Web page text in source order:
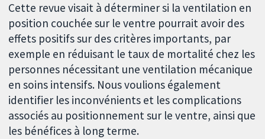
Cette revue visait à déterminer si la ventilation en
position couchée sur le ventre pourrait avoir des
effets positifs sur des critères importants, par
exemple en réduisant le taux de mortalité chez les
personnes nécessitant une ventilation mécanique
en soins intensifs. Nous voulions également
identifier les inconvénients et les complications
associés au positionnement sur le ventre, ainsi que
les bénéfices à long terme.